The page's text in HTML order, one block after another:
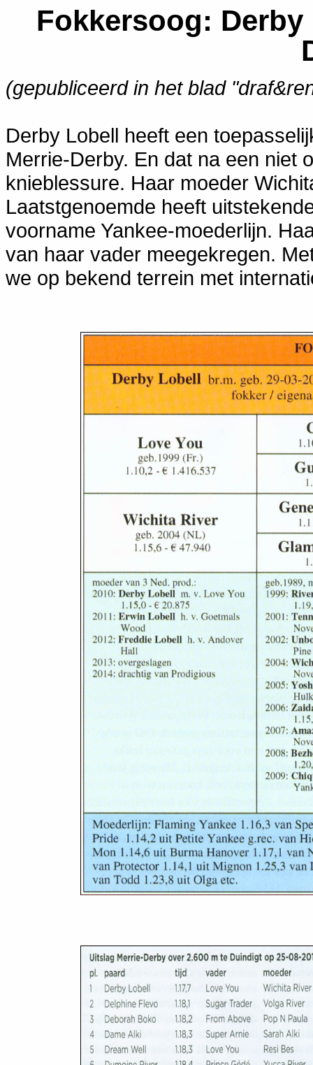
Fokkersoog:
(gepubliceerd in het blad
Derby Lobell heeft een
Merrie-Derby. En dat na een niet
knieblessure. Haar moeder
Laatstgenoemde heeft
voorname Yankee-moederlijn.
van haar vader meegekregen.
we op bekend terrein met